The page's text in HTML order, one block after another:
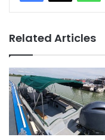
Related Articles